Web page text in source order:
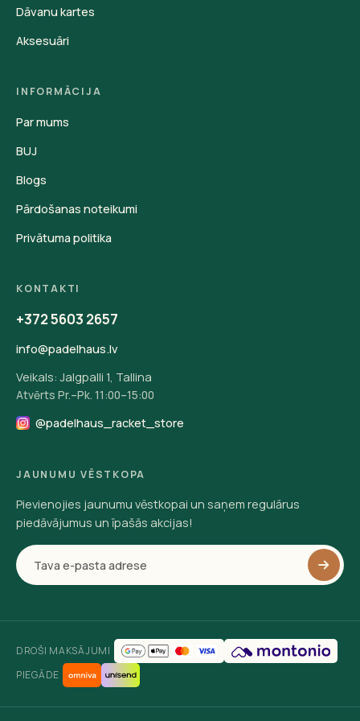
Dāvanu kartes
Aksesuāri
INFORMĀCIJA
Par mums
BUJ
Blogs
Pārdošanas noteikumi
Privātuma politika
KONTAKTI
+372 5603 2657
info@padelhaus.lv
Veikals: Jalgpalli 1, Tallina
Atvērts Pr.–Pk. 11:00–15:00
@padelhaus_racket_store
JAUNUMU VĒSTKOPA
Pievienojies jaunumu vēstkopai un saņem regulārus
piedāvājumus un īpašās akcijas!
DROŠI MAKSĀJUMI
PIEGĀDE